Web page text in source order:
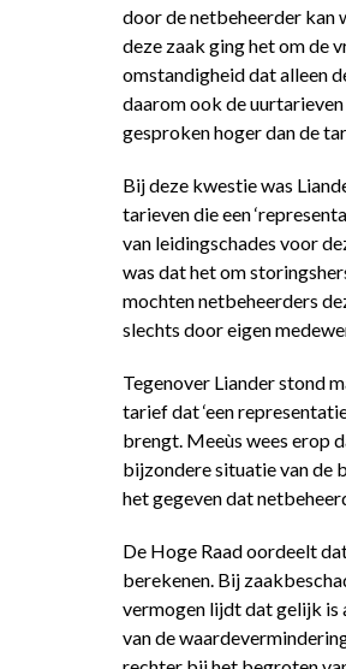
door de netbeheerder kan
deze zaak ging het om de
omstandigheid dat alleen
daarom ook de
gesproken hoger dan de
Bij deze kwestie was
tarieven die een
van leidingschades voor
was dat het om
mochten netbeheerders
slechts door eigen
Tegenover Liander stond
tarief dat ‘een
brengt. Meeùs wees erop
bijzondere situatie van de
het gegeven dat
De Hoge Raad oordeelt
berekenen. Bij
vermogen lijdt dat gelijk is
van de